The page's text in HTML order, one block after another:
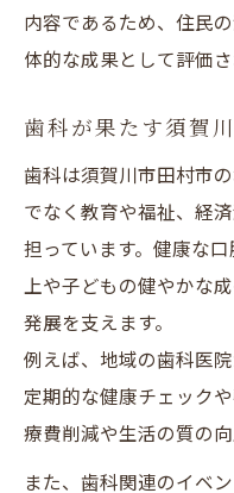
内容であるため、住民
体的な成果として評価さ
歯科が果たす須賀
歯科は須賀川市田村市
でなく教育や福祉、経
担っています。健康な
上や子どもの健やかな
発展を支えます。
例えば、地域の歯科医
定期的な健康チェック
療費削減や生活の質の向
また、歯科関連のイベ